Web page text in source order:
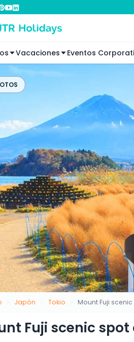
Vacaciones Eventos
Japón Tokio Mount Fuji
Fuji scenic